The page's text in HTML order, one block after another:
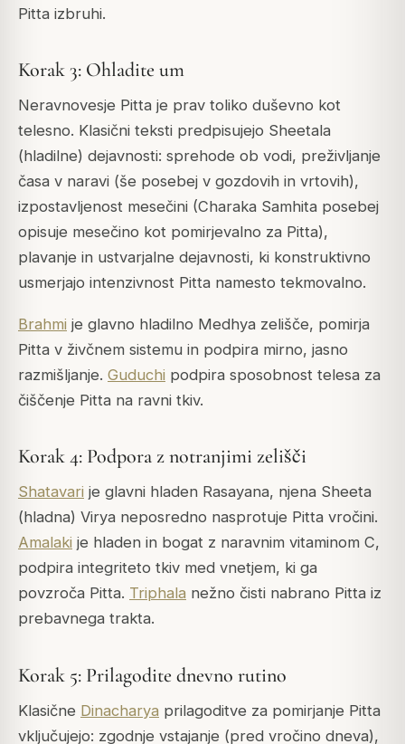
Pitta izbruhi.
Korak 3: Ohladite um
Neravnovesje Pitta je prav toliko duševno kot
telesno. Klasični teksti predpisujejo Sheetala
(hladilne) dejavnosti: sprehode ob vodi, preživljanje
časa v naravi (še posebej v gozdovih in vrtovih),
izpostavljenost mesečini (Charaka Samhita posebej
opisuje mesečino kot pomirjevalno za Pitta),
plavanje in ustvarjalne dejavnosti, ki konstruktivno
usmerjajo intenzivnost Pitta namesto tekmovalno.
Brahmi je glavno hladilno Medhya zelišče, pomirja
Pitta v živčnem sistemu in podpira mirno, jasno
razmišljanje. Guduchi podpira sposobnost telesa za
čiščenje Pitta na ravni tkiv.
Korak 4: Podpora z notranjimi zelišči
Shatavari je glavni hladen Rasayana, njena Sheeta
(hladna) Virya neposredno nasprotuje Pitta vročini.
Amalaki je hladen in bogat z naravnim vitaminom C,
podpira integriteto tkiv med vnetjem, ki ga
povzroča Pitta. Triphala nežno čisti nabrano Pitta iz
prebavnega trakta.
Korak 5: Prilagodite dnevno rutino
Klasične Dinacharya prilagoditve za pomirjanje Pitta
vključujejo: zgodnje vstajanje (pred vročino dneva),